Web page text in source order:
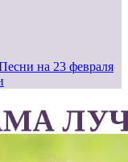
на 23 февраля